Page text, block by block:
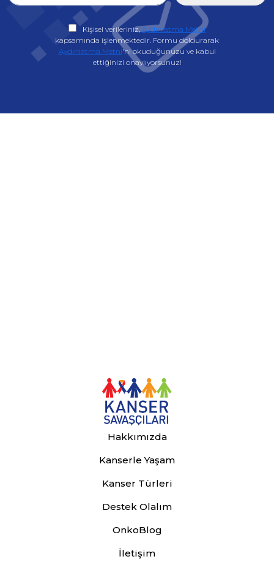
Kişisel verileriniz, Aydınlatma Metni
kapsamında işlenmektedir. Formu doldurarak
Aydınlatma Metni'ni okuduğunuzu ve kabul
ettiğinizi onaylıyorsunuz!
Hakkımızda
Kanserle Yaşam
Kanser Türleri
Destek Olalım
OnkoBlog
İletişim